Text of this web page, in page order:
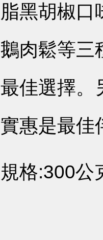
脂黑胡椒口
鵝肉鬆等三
最佳選擇。
實惠是最佳
規格:300